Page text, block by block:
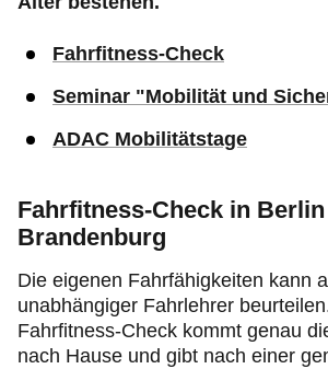
Fahrfitness-Check
Seminar "Mobilität und
ADAC Mobilitätstage
Fahrfitness-Check in
Brandenburg
Die eigenen Fahrfähigkeiten kann
unabhängiger Fahrlehrer
Fahrfitness-Check kommt genau
nach Hause und gibt nach einer